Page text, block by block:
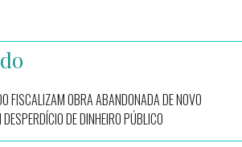
FISCALIZAM OBRA ABANDONADA DE NOVO
DE DINHEIRO PÚBLICO